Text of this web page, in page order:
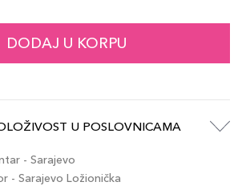
DODAJ U KORPU
U POSLOVNICAMA
- Sarajevo
- Sarajevo Ložionička